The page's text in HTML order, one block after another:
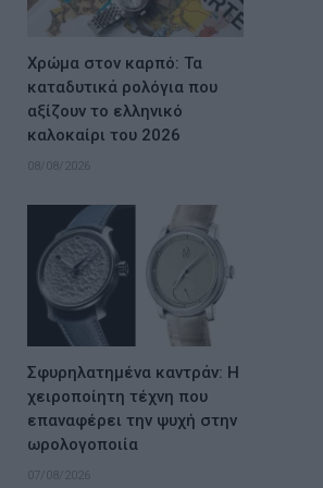
Χρώμα στον καρπό: Τα
καταδυτικά ρολόγια που
αξίζουν το ελληνικό
καλοκαίρι του 2026
08/08/2026
Σφυρηλατημένα καντράν: Η
χειροποίητη τέχνη που
επαναφέρει την ψυχή στην
ωρολογοποιία
07/08/2026